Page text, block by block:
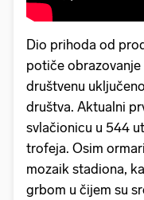
Dio prihoda od
potiče
društvenu
društva. Aktualni
svlačionicu u 544
trofeja. Osim
mozaik stadiona,
grbom u čijem su